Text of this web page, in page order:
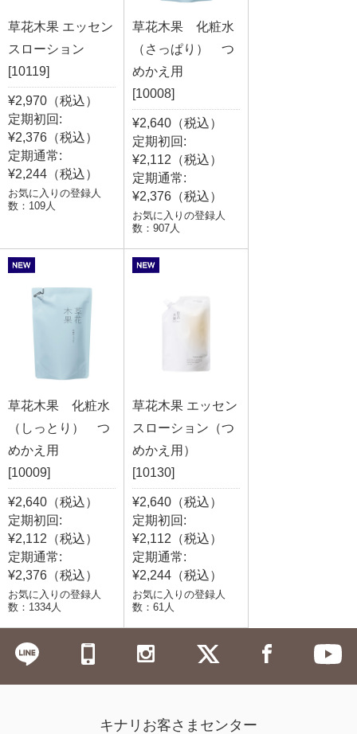
草花木果 エッセン
スローション
[10119]
¥2,970（税込）
定期初回:
¥2,376（税込）
定期通常:
¥2,244（税込）
お気に入りの登録人
数：109人
草花木果 化粧水
（さっぱり） つ
めかえ用
[10008]
¥2,640（税込）
定期初回:
¥2,112（税込）
定期通常:
¥2,376（税込）
お気に入りの登録人
数：907人
草花木果 化粧水
（しっとり） つ
めかえ用
[10009]
¥2,640（税込）
定期初回:
¥2,112（税込）
定期通常:
¥2,376（税込）
お気に入りの登録人
数：1334人
草花木果 エッセン
スローション（つ
めかえ用）
[10130]
¥2,640（税込）
定期初回:
¥2,112（税込）
定期通常:
¥2,244（税込）
お気に入りの登録人
数：61人
キナリお客さまセンター